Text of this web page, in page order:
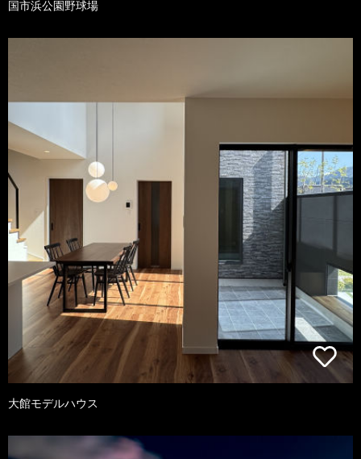
国市浜公園野球場
大館モデルハウス